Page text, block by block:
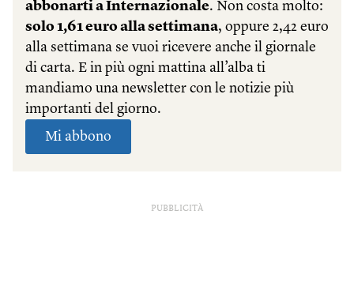
PUBBLICITÀ